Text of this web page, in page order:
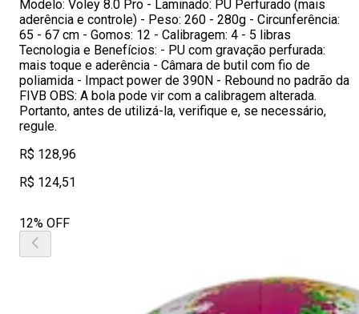
Modelo: Voley 8.0 Pro - Laminado: PU Perfurado (mais
aderência e controle) - Peso: 260 - 280g - Circunferência:
65 - 67 cm - Gomos: 12 - Calibragem: 4 - 5 libras
Tecnologia e Benefícios: - PU com gravação perfurada:
mais toque e aderência - Câmara de butil com fio de
poliamida - Impact power de 390N - Rebound no padrão da
FIVB OBS: A bola pode vir com a calibragem alterada.
Portanto, antes de utilizá-la, verifique e, se necessário,
regule.
R$ 128,96
R$ 124,51
12% OFF